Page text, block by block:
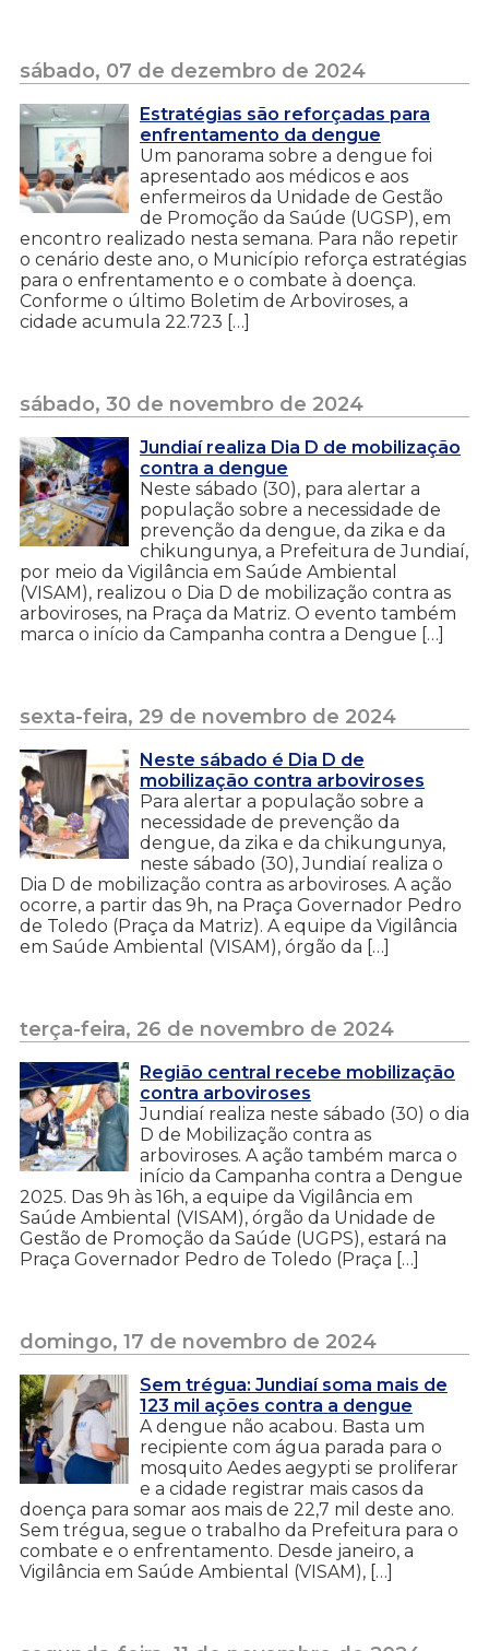
sábado, 07 de dezembro de 2024
Estratégias são reforçadas para
enfrentamento da dengue
Um panorama sobre a dengue foi
apresentado aos médicos e aos
enfermeiros da Unidade de Gestão
de Promoção da Saúde (UGSP), em
encontro realizado nesta semana. Para não repetir
o cenário deste ano, o Município reforça estratégias
para o enfrentamento e o combate à doença.
Conforme o último Boletim de Arboviroses, a
cidade acumula 22.723 […]
sábado, 30 de novembro de 2024
Jundiaí realiza Dia D de mobilização
contra a dengue
Neste sábado (30), para alertar a
população sobre a necessidade de
prevenção da dengue, da zika e da
chikungunya, a Prefeitura de Jundiaí,
por meio da Vigilância em Saúde Ambiental
(VISAM), realizou o Dia D de mobilização contra as
arboviroses, na Praça da Matriz. O evento também
marca o início da Campanha contra a Dengue […]
sexta-feira, 29 de novembro de 2024
Neste sábado é Dia D de
mobilização contra arboviroses
Para alertar a população sobre a
necessidade de prevenção da
dengue, da zika e da chikungunya,
neste sábado (30), Jundiaí realiza o
Dia D de mobilização contra as arboviroses. A ação
ocorre, a partir das 9h, na Praça Governador Pedro
de Toledo (Praça da Matriz). A equipe da Vigilância
em Saúde Ambiental (VISAM), órgão da […]
terça-feira, 26 de novembro de 2024
Região central recebe mobilização
contra arboviroses
Jundiaí realiza neste sábado (30) o dia
D de Mobilização contra as
arboviroses. A ação também marca o
início da Campanha contra a Dengue
2025. Das 9h às 16h, a equipe da Vigilância em
Saúde Ambiental (VISAM), órgão da Unidade de
Gestão de Promoção da Saúde (UGPS), estará na
Praça Governador Pedro de Toledo (Praça […]
domingo, 17 de novembro de 2024
Sem trégua: Jundiaí soma mais de
123 mil ações contra a dengue
A dengue não acabou. Basta um
recipiente com água parada para o
mosquito Aedes aegypti se proliferar
e a cidade registrar mais casos da
doença para somar aos mais de 22,7 mil deste ano.
Sem trégua, segue o trabalho da Prefeitura para o
combate e o enfrentamento. Desde janeiro, a
Vigilância em Saúde Ambiental (VISAM), […]